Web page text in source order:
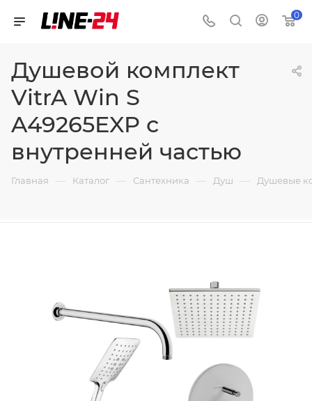
0
Душевой комплект
VitrA Win S
A49265EXP с
внутренней частью
Главная — Каталог — Сантехника — Душ — Душевые